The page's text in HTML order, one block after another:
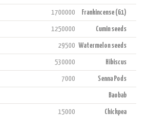
Frankincense (G1)
1700000
Cumin seeds
1250000
Watermelon seeds
29500
Hibiscus
530000
Senna Pods
7000
Baobab
Chickpea
15000